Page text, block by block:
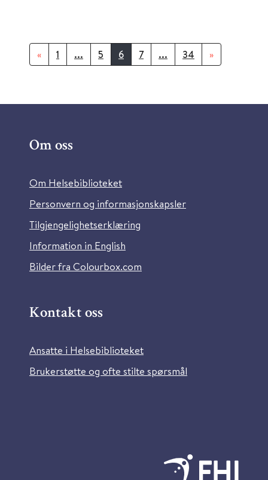
« 1 ... 5 6 7 ... 34 »
Om oss
Om Helsebiblioteket
Personvern og informasjonskapsler
Tilgjengelighetserklæring
Information in English
Bilder fra Colourbox.com
Kontakt oss
Ansatte i Helsebiblioteket
Brukerstøtte og ofte stilte spørsmål